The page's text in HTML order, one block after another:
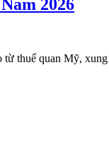
2026
thuế quan Mỹ,